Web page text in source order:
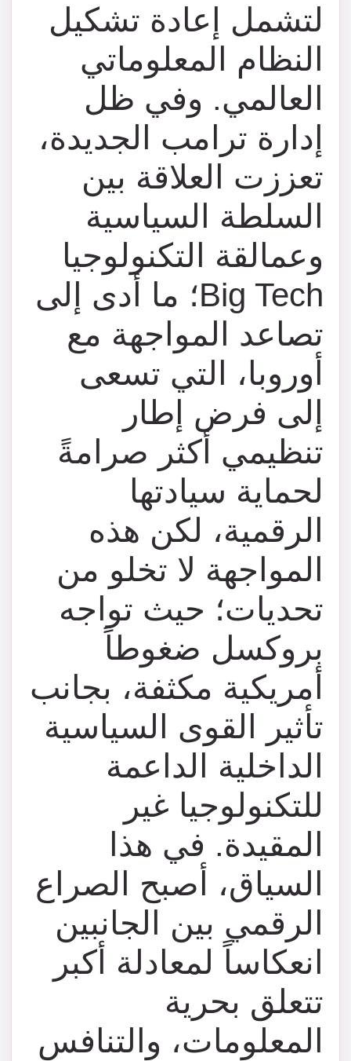
لتشمل إعادة تشكيل
النظام المعلوماتي
العالمي. وفي ظل
إدارة ترامب الجديدة،
تعززت العلاقة بين
السلطة السياسية
وعمالقة التكنولوجيا
Big Tech؛ ما أدى إلى
تصاعد المواجهة مع
أوروبا، التي تسعى
إلى فرض إطار
تنظيمي أكثر صرامةً
لحماية سيادتها
الرقمية، لكن هذه
المواجهة لا تخلو من
تحديات؛ حيث تواجه
بروكسل ضغوطاً
أمريكية مكثفة، بجانب
تأثير القوى السياسية
الداخلية الداعمة
للتكنولوجيا غير
المقيدة. في هذا
السياق، أصبح الصراع
الرقمي بين الجانبين
انعكاساً لمعادلة أكبر
تتعلق بحرية
المعلومات، والتنافس